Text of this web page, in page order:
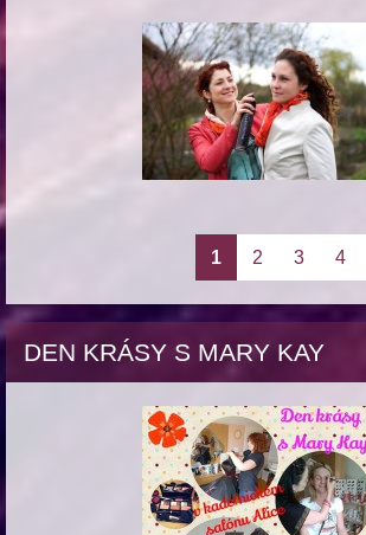
1 2 3 4
DEN KRÁSY S MARY KAY